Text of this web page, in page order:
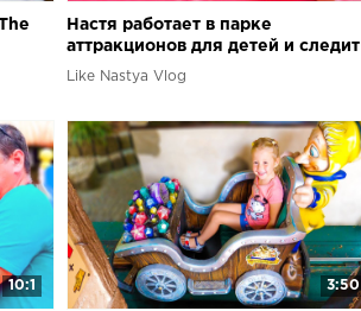
Настя работает в парке
аттракционов для детей и следит
за порядком
Like Nastya Vlog
10:1 3:50